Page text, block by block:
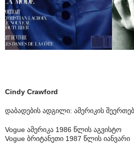
Cindy Crawford
დაბადების ადგილი: ამერიკის
Vogue ამერიკა 1986 წლის აგვისტო
Vogue ბრიტანეთი 1987 წლის იანვარი